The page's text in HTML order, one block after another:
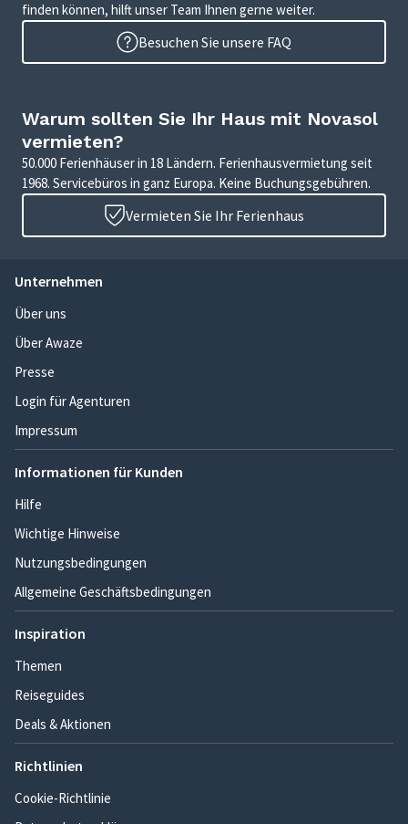
finden können, hilft unser Team Ihnen gerne weiter.
Besuchen Sie unsere FAQ
Warum sollten Sie Ihr Haus mit Novasol
vermieten?
50.000 Ferienhäuser in 18 Ländern. Ferienhausvermietung seit
1968. Servicebüros in ganz Europa. Keine Buchungsgebühren.
Vermieten Sie Ihr Ferienhaus
Unternehmen
Über uns
Über Awaze
Presse
Login für Agenturen
Impressum
Informationen für Kunden
Hilfe
Wichtige Hinweise
Nutzungsbedingungen
Allgemeine Geschäftsbedingungen
Inspiration
Themen
Reiseguides
Deals & Aktionen
Richtlinien
Cookie-Richtlinie